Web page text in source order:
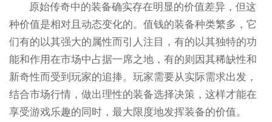
原始传奇中的装备确实存在明显的价值差异，但这
种价值是相对且动态变化的。值钱的装备种类繁多，它
们有的以其强大的属性而引人注目，有的以其独特的功
能和作用在市场中占据一席之地，有的则因其稀缺性和
新奇性而受到玩家的追捧。玩家需要从实际需求出发，
结合市场行情，做出理性的装备选择决策，这样才能在
享受游戏乐趣的同时，最大限度地发挥装备的价值。